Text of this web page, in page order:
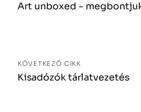
Art unboxed -
KÖVETKEZŐ CIKK
Kisadózók tárlatvezetés